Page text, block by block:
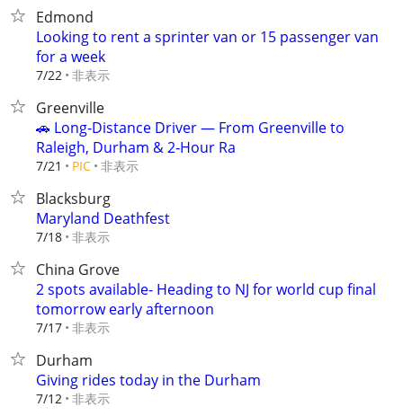
Edmond
Looking to rent a sprinter van or 15 passenger van
for a week
7/22 非表示
Greenville
🚗 Long‑Distance Driver — From Greenville to
Raleigh, Durham & 2‑Hour Ra
7/21 PIC 非表示
Blacksburg
Maryland Deathfest
7/18 非表示
China Grove
2 spots available- Heading to NJ for world cup final
tomorrow early afternoon
7/17 非表示
Durham
Giving rides today in the Durham
7/12 非表示